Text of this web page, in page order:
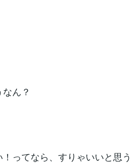
ん？
ってなら、すりゃいいと思